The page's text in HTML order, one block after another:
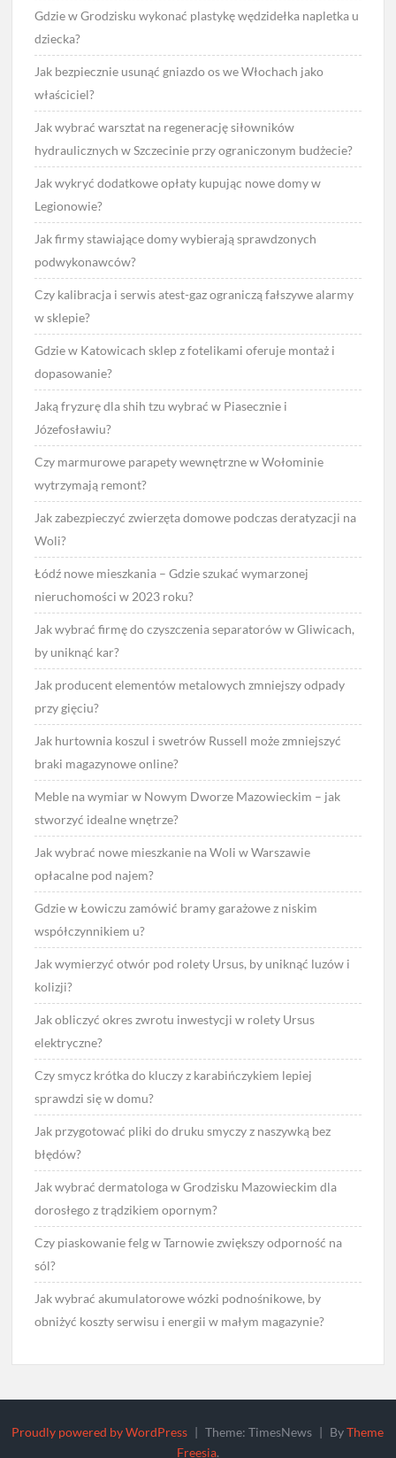
Gdzie w Grodzisku wykonać plastykę wędzidełka napletka u
dziecka?
Jak bezpiecznie usunąć gniazdo os we Włochach jako
właściciel?
Jak wybrać warsztat na regenerację siłowników
hydraulicznych w Szczecinie przy ograniczonym budżecie?
Jak wykryć dodatkowe opłaty kupując nowe domy w
Legionowie?
Jak firmy stawiające domy wybierają sprawdzonych
podwykonawców?
Czy kalibracja i serwis atest-gaz ograniczą fałszywe alarmy
w sklepie?
Gdzie w Katowicach sklep z fotelikami oferuje montaż i
dopasowanie?
Jaką fryzurę dla shih tzu wybrać w Piasecznie i
Józefosławiu?
Czy marmurowe parapety wewnętrzne w Wołominie
wytrzymają remont?
Jak zabezpieczyć zwierzęta domowe podczas deratyzacji na
Woli?
Łódź nowe mieszkania – Gdzie szukać wymarzonej
nieruchomości w 2023 roku?
Jak wybrać firmę do czyszczenia separatorów w Gliwicach,
by uniknąć kar?
Jak producent elementów metalowych zmniejszy odpady
przy gięciu?
Jak hurtownia koszul i swetrów Russell może zmniejszyć
braki magazynowe online?
Meble na wymiar w Nowym Dworze Mazowieckim – jak
stworzyć idealne wnętrze?
Jak wybrać nowe mieszkanie na Woli w Warszawie
opłacalne pod najem?
Gdzie w Łowiczu zamówić bramy garażowe z niskim
współczynnikiem u?
Jak wymierzyć otwór pod rolety Ursus, by uniknąć luzów i
kolizji?
Jak obliczyć okres zwrotu inwestycji w rolety Ursus
elektryczne?
Czy smycz krótka do kluczy z karabińczykiem lepiej
sprawdzi się w domu?
Jak przygotować pliki do druku smyczy z naszywką bez
błędów?
Jak wybrać dermatologa w Grodzisku Mazowieckim dla
dorosłego z trądzikiem opornym?
Czy piaskowanie felg w Tarnowie zwiększy odporność na
sól?
Jak wybrać akumulatorowe wózki podnośnikowe, by
obniżyć koszty serwisu i energii w małym magazynie?
Proudly powered by WordPress | Theme: TimesNews | ByTheme
Freesia.